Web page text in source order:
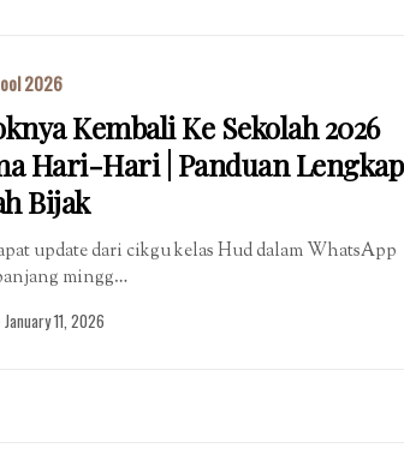
2026
Kembali Ke Sekolah 2026
Hari-Hari | Panduan Lengkap
Bijak
update dari cikgu kelas Hud dalam WhatsApp
mingg…
January 11, 2026